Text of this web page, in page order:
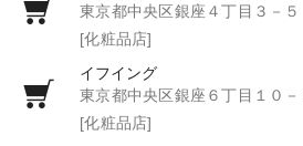
東京都中央区銀座４丁目３－５
[化粧品店]
イフイング
東京都中央区銀座６丁目１０－
[化粧品店]